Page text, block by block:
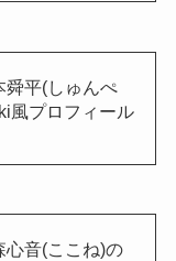
舜平(しゅんぺ
風プロフィール
心音(ここね)の